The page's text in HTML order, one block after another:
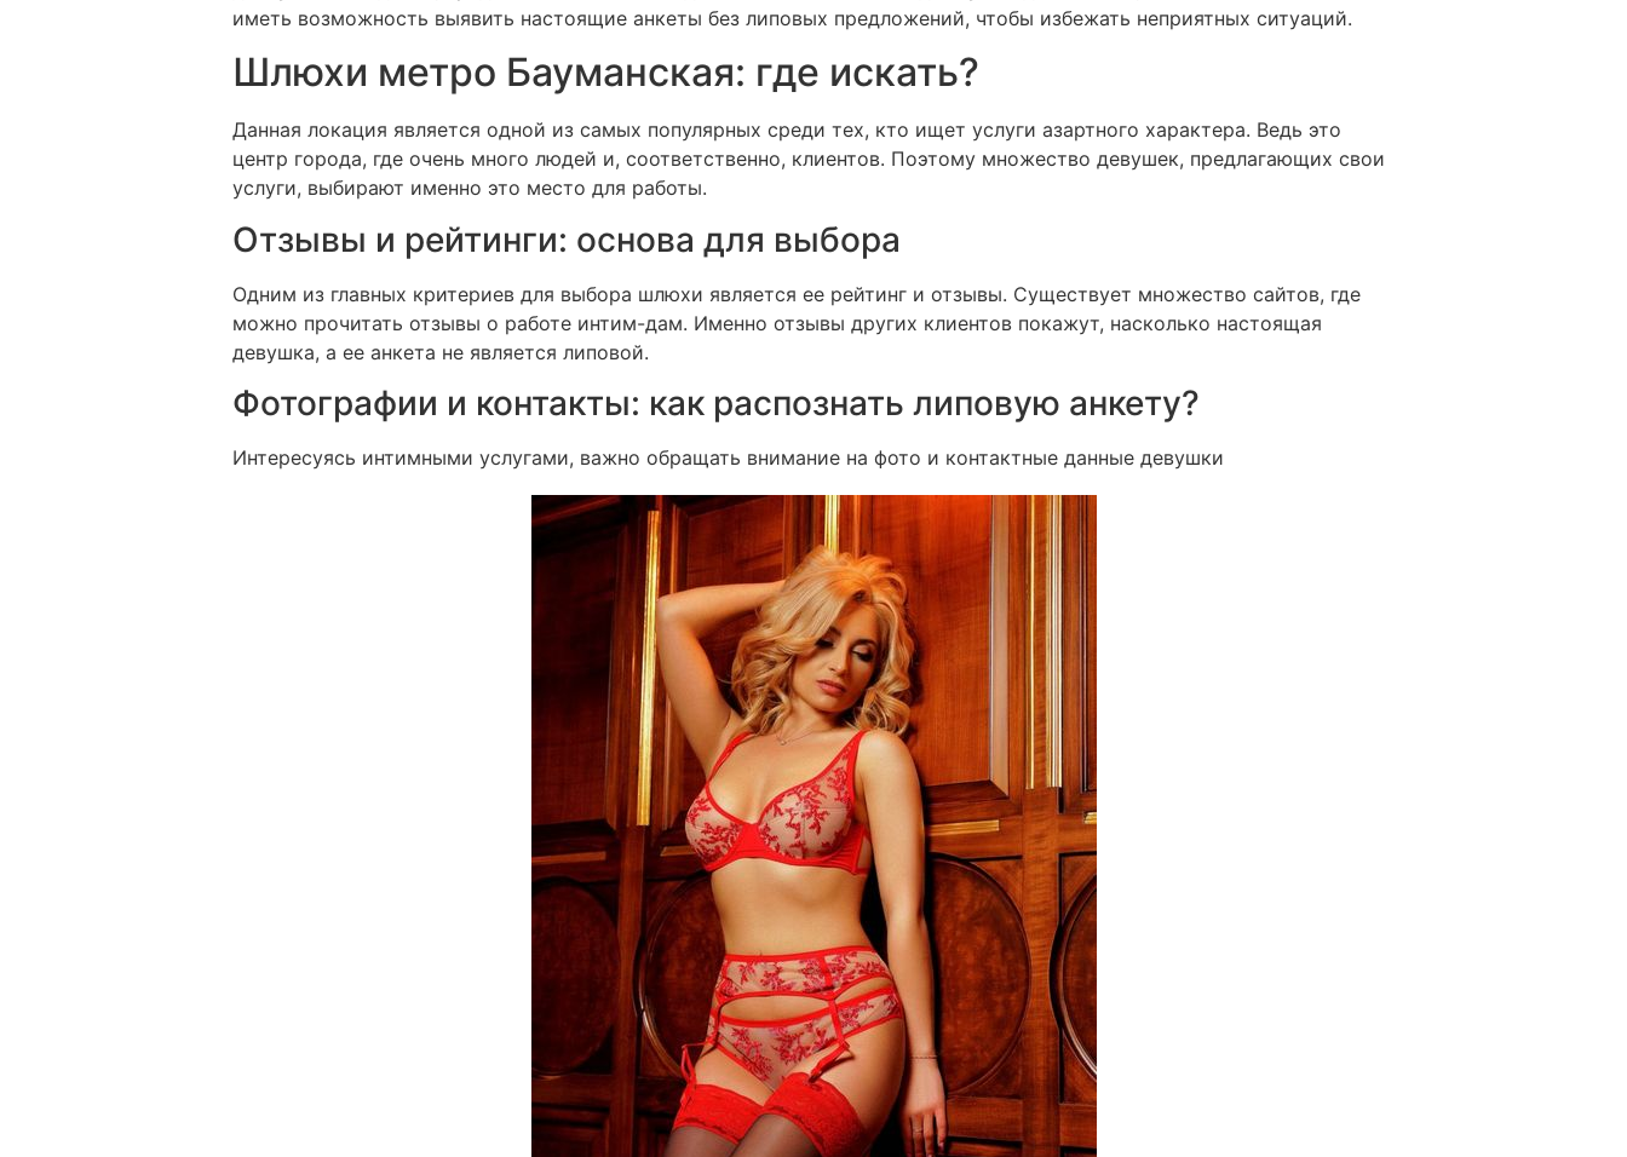
иметь возможность выявить настоящие анкеты без липовых предложений, чтобы избежать неприятных ситуаций.
Шлюхи метро Бауманская: где искать?
Данная локация является одной из самых популярных среди тех, кто ищет услуги азартного характера. Ведь это
центр города, где очень много людей и, соответственно, клиентов. Поэтому множество девушек, предлагающих свои
услуги, выбирают именно это место для работы.
Отзывы и рейтинги: основа для выбора
Одним из главных критериев для выбора шлюхи является ее рейтинг и отзывы. Существует множество сайтов, где
можно прочитать отзывы о работе интим-дам. Именно отзывы других клиентов покажут, насколько настоящая
девушка, а ее анкета не является липовой.
Фотографии и контакты: как распознать липовую анкету?
Интересуясь интимными услугами, важно обращать внимание на фото и контактные данные девушки